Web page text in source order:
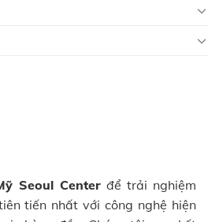
Seoul Center để trải nghiệm
tiến nhất với công nghệ hiện